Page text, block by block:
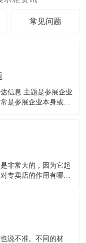
常见问题
展企业
是参展企业本身或产
非常大的，因为它起
专卖店的作用有哪些
面前，使消费者对商
说不准。不同的材